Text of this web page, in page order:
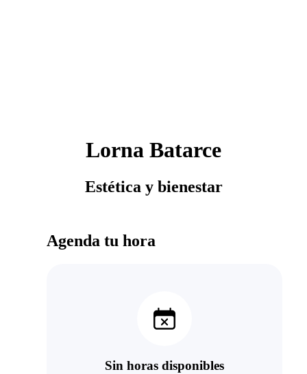
Lorna Batarce
Estética y bienestar
Agenda tu hora
Sin horas disponibles